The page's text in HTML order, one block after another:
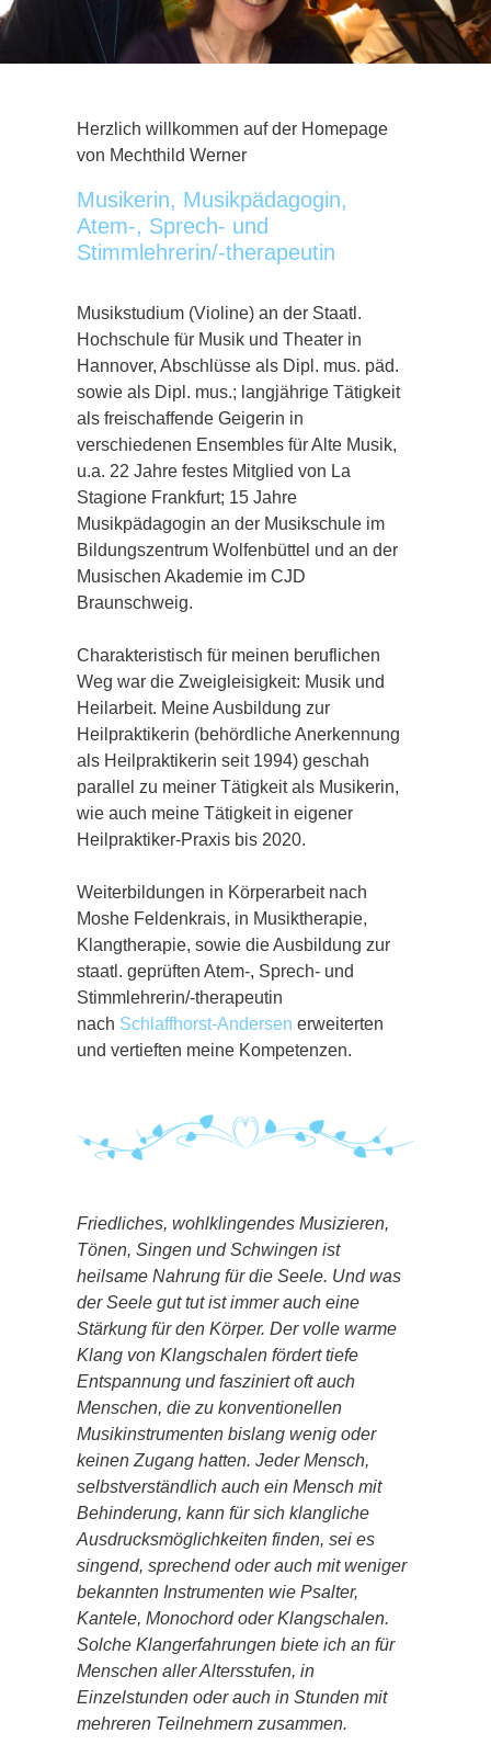
Herzlich willkommen auf der Homepage
von Mechthild Werner
Musikerin, Musikpädagogin,
Atem-, Sprech- und
Stimmlehrerin/-therapeutin
Musikstudium (Violine) an der Staatl.
Hochschule für Musik und Theater in
Hannover, Abschlüsse als Dipl. mus. päd.
sowie als Dipl. mus.; langjährige Tätigkeit
als freischaffende Geigerin in
verschiedenen Ensembles für Alte Musik,
u.a. 22 Jahre festes Mitglied von La
Stagione Frankfurt; 15 Jahre
Musikpädagogin an der Musikschule im
Bildungszentrum Wolfenbüttel und an der
Musischen Akademie im CJD
Braunschweig.
Charakteristisch für meinen beruflichen
Weg war die Zweigleisigkeit: Musik und
Heilarbeit. Meine Ausbildung zur
Heilpraktikerin (behördliche Anerkennung
als Heilpraktikerin seit 1994) geschah
parallel zu meiner Tätigkeit als Musikerin,
wie auch meine Tätigkeit in eigener
Heilpraktiker-Praxis bis 2020.
Weiterbildungen in Körperarbeit nach
Moshe Feldenkrais, in Musiktherapie,
Klangtherapie, sowie die Ausbildung zur
staatl. geprüften Atem-, Sprech- und
Stimmlehrerin/-therapeutin
nach Schlaffhorst-Andersen erweiterten
und vertieften meine Kompetenzen.
Friedliches, wohlklingendes Musizieren,
Tönen, Singen und Schwingen ist
heilsame Nahrung für die Seele. Und was
der Seele gut tut ist immer auch eine
Stärkung für den Körper. Der volle warme
Klang von Klangschalen fördert tiefe
Entspannung und fasziniert oft auch
Menschen, die zu konventionellen
Musikinstrumenten bislang wenig oder
keinen Zugang hatten. Jeder Mensch,
selbstverständlich auch ein Mensch mit
Behinderung, kann für sich klangliche
Ausdrucksmöglichkeiten finden, sei es
singend, sprechend oder auch mit weniger
bekannten Instrumenten wie Psalter,
Kantele, Monochord oder Klangschalen.
Solche Klangerfahrungen biete ich an für
Menschen aller Altersstufen, in
Einzelstunden oder auch in Stunden mit
mehreren Teilnehmern zusammen.